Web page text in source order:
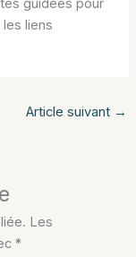
guidées pour
liens
Article suivant →
Les
*